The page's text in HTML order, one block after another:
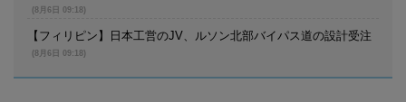
(8月6日 09:18)
【フィリピン】日本工営のJV、ルソン北部バイパス道の設計受注
(8月6日 09:18)